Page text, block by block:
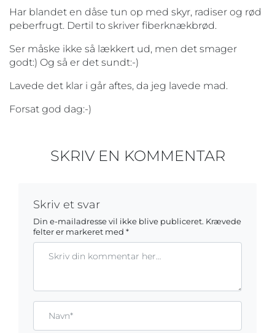
Har blandet en dåse tun op med skyr, radiser og rød
peberfrugt. Dertil to skriver fiberknækbrød.
Ser måske ikke så lækkert ud, men det smager
godt:) Og så er det sundt:-)
Lavede det klar i går aftes, da jeg lavede mad.
Forsat god dag:-)
SKRIV EN KOMMENTAR
Skriv et svar
Din e-mailadresse vil ikke blive publiceret. Krævede
felter er markeret med *